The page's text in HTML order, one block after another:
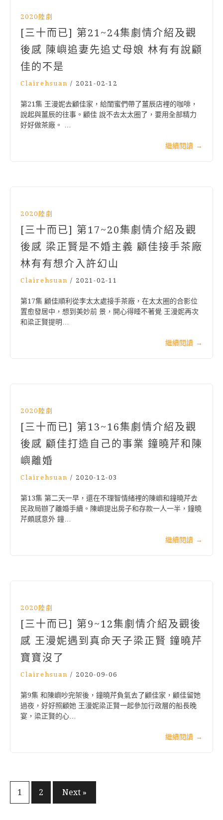
2020陸劇
[三十而已] 第21~24集劇情介紹及觀
後感 陳嶼追妻先追丈母娘 林有有說顧
佳的不是
Clairehsuan / 2021-02-12
第21集 王漫妮去顧佳家，給閨蜜們帶了薑辰店裡的咖啡，
說起與薑辰的往事。顧佳 說不去太太圈了，要用全部精力
好好做茶廠。 …
繼續閱讀 →
2020陸劇
[三十而已] 第17~20集劇情介紹及觀
後感 梁正賢是不婚主義 顧佳接手茶廠
林有有想介入許幻山
Clairehsuan / 2021-02-11
第17集 顧佳順利從李太太處接手茶廠，在太太圈的合影位
置愈發居中，想到美妙前 景，開心得睡不著覺 王漫妮再次
和梁正賢提明…
繼續閱讀 →
2020陸劇
[三十而已] 第13~16集劇情介紹及觀
後感 顧佳打造自己的事業 鐘曉芹和陳
嶼離婚
Clairehsuan / 2020-12-03
第13集 第二天一早，還在不理智情緒裡的陳嶼和鐘曉芹去
民政局辦了離婚手續。陳嶼提出房子和存款一人一半，鐘曉
芹頗感意外 鐘…
繼續閱讀 →
2020陸劇
[三十而已] 第9~12集劇情介紹及觀後
感 王漫妮遇到真命天子梁正賢 鐘曉芹
寶寶沒了
Clairehsuan / 2020-09-06
第9集 和陳嶼吵完架後，鐘曉芹負氣去了顧佳家，顧佳留她
過夜，好好照顧她 王漫妮梁正賢一起參加行政層的船長晚
宴，梁正賢的心…
繼續閱讀 →
文
1 2 Next »